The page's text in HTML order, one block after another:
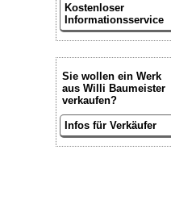
Kostenloser
Informationsservice
Sie wollen ein Werk
aus Willi Baumeister
verkaufen?
Infos für Verkäufer